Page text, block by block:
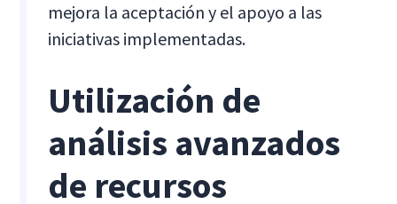
mejora la aceptación y el apoyo a las
iniciativas implementadas.
Utilización de
análisis avanzados
de recursos